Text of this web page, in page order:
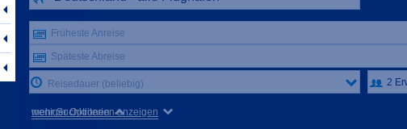
Früheste Anreise
Späteste Abreise
Reisedauer (beliebig)
mehr Suchkriterien anzeigen
weniger Optionen